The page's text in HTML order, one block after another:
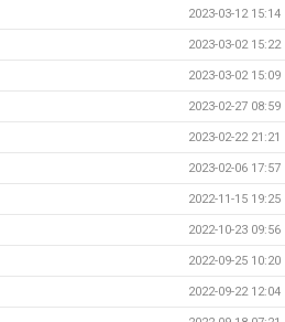
2023-03-12 15:14
2023-03-02 15:22
2023-03-02 15:09
2023-02-27 08:59
2023-02-22 21:21
2023-02-06 17:57
2022-11-15 19:25
2022-10-23 09:56
2022-09-25 10:20
2022-09-22 12:04